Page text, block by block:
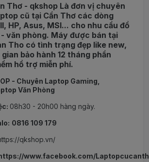
Thơ - qkshop Là đơn vị chuyên
cũ tại Cần Thơ các dòng
HP, Asus, MSI... cho nhu cầu đồ
văn phòng. Máy được bán tại
Tho có tình trạng đẹp like new,
bảo hành 12 tháng phần
hổ trợ miễn phí.
- Chuyên Laptop Gaming,
Văn Phòng
08h30 - 20h00 hàng ngày.
0816 109 179
qkshop.vn/
www.facebook.com/